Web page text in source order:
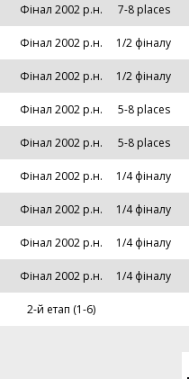
Фінал 2002 р.н. 7-8 places
Фінал 2002 р.н. 1/2 фіналу
Фінал 2002 р.н. 1/2 фіналу
Фінал 2002 р.н. 5-8 places
Фінал 2002 р.н. 5-8 places
Фінал 2002 р.н. 1/4 фіналу
Фінал 2002 р.н. 1/4 фіналу
Фінал 2002 р.н. 1/4 фіналу
Фінал 2002 р.н. 1/4 фіналу
2-й етап (1-6)